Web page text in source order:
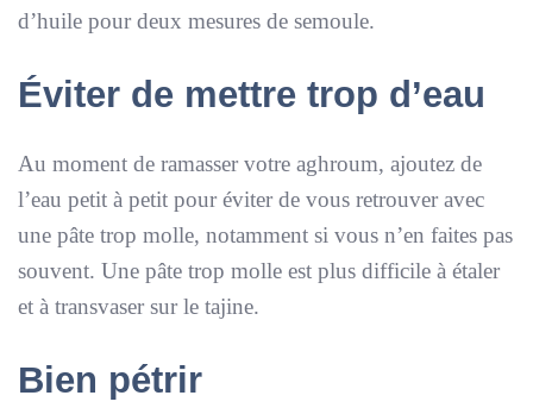
d’huile pour deux mesures de semoule.
Éviter de mettre trop d’eau
Au moment de ramasser votre aghroum, ajoutez de
l’eau petit à petit pour éviter de vous retrouver avec
une pâte trop molle, notamment si vous n’en faites pas
souvent. Une pâte trop molle est plus difficile à étaler
et à transvaser sur le tajine.
Bien pétrir